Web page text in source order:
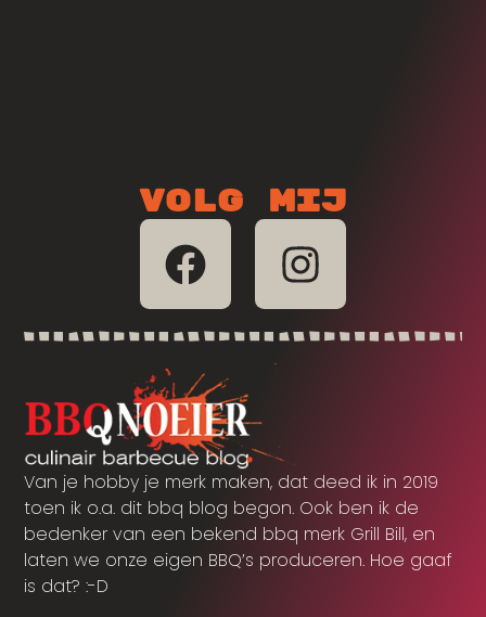
Volg mij
Van je hobby je merk maken, dat deed ik in 2019
toen ik o.a. dit bbq blog begon. Ook ben ik de
bedenker van een bekend bbq merk Grill Bill, en
laten we onze eigen BBQ’s produceren. Hoe gaaf
is dat? :-D